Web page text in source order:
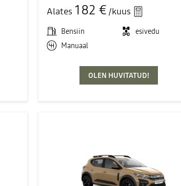
Alates 182 € /kuus
Bensiin
esivedu
Manuaal
OLEN HUVITATUD!